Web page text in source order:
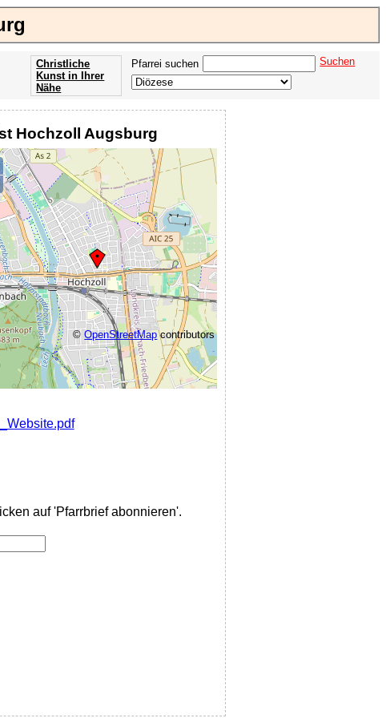
Pfarrei suchen Suchen
Christliche
Kunst in Ihrer
Nähe
Hochzoll Augsburg
©OpenStreetMapcontributors
auf 'Pfarrbrief abonnieren'.